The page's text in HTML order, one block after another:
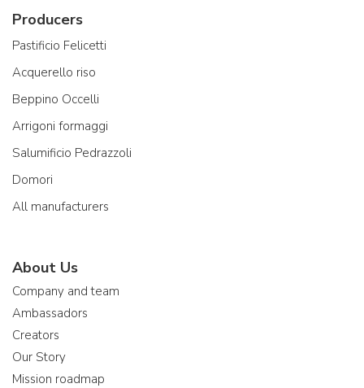
Producers
Pastificio Felicetti
Acquerello riso
Beppino Occelli
Arrigoni formaggi
Salumificio Pedrazzoli
Domori
All manufacturers
About Us
Company and team
Ambassadors
Creators
Our Story
Mission roadmap